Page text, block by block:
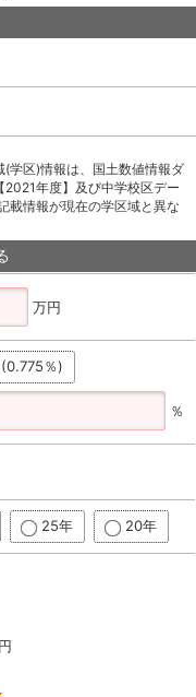
学区)情報は、国土数値情報ダ
年度】及び中学校区デー
載情報が現在の学区域と異な
万円
％)
％
25年 20年